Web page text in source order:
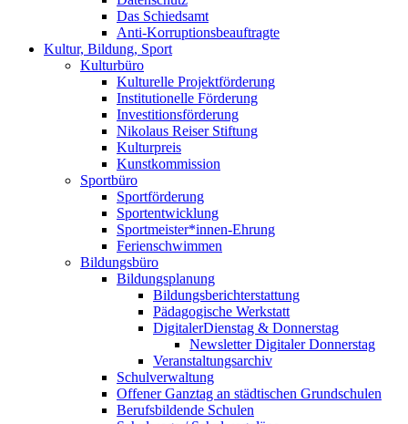
Das Schiedsamt
Anti-Korruptionsbeauftragte
Kultur, Bildung, Sport
Kulturbüro
Kulturelle Projektförderung
Institutionelle Förderung
Investitionsförderung
Nikolaus Reiser Stiftung
Kulturpreis
Kunstkommission
Sportbüro
Sportförderung
Sportentwicklung
Sportmeister*innen-Ehrung
Ferienschwimmen
Bildungsbüro
Bildungsplanung
Bildungsberichterstattung
Pädagogische Werkstatt
DigitalerDienstag & Donnerstag
Newsletter Digitaler Donnerstag
Veranstaltungsarchiv
Schulverwaltung
Offener Ganztag an städtischen Grundschulen
Berufsbildende Schulen